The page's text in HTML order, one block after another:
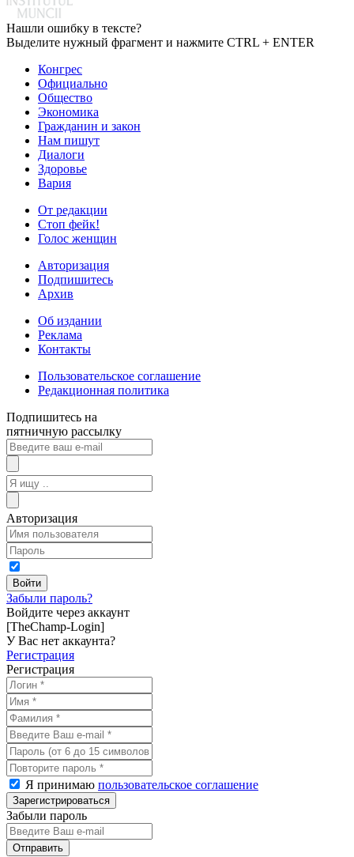
Нашли ошибку в тексте?
Выделите нужный фрагмент и нажмите CTRL + ENTER
Конгрес
Официально
Общество
Экономика
Гражданин и закон
Нам пишут
Диалоги
Здоровье
Вария
От редакции
Стоп фейк!
Голос женщин
Авторизация
Подпишитесь
Архив
Об издании
Реклама
Контакты
Пользовательское соглашение
Редакционная политика
Подпишитесь на
пятничную рассылку
Авторизация
Забыли пароль?
Войдите через аккаунт
[TheChamp-Login]
У Вас нет аккаунта?
Регистрация
Регистрация
Я принимаю пользовательское соглашение
Забыли пароль